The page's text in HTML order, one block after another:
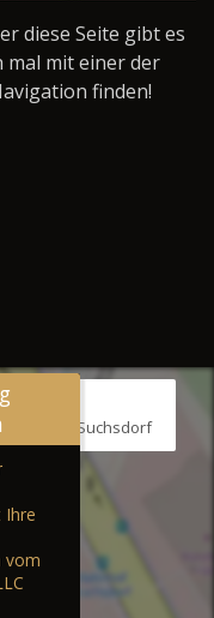
diese Seite gibt es
mal mit einer der
finden!
Kiel-Suchsdorf
Ihre
vom